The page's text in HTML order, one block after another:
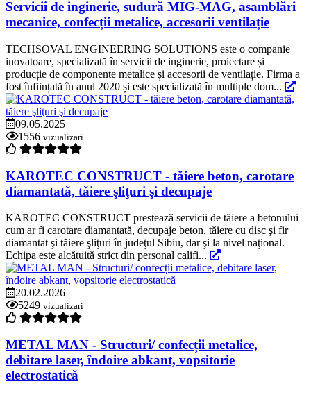
Servicii de inginerie, sudură MIG-MAG, asamblări
mecanice, confecții metalice, accesorii ventilație
TECHSOVAL ENGINEERING SOLUTIONS este o companie
inovatoare, specializată în servicii de inginerie, proiectare și
producție de componente metalice și accesorii de ventilație. Firma a
fost înființată în anul 2020 și este specializată în multiple dom...
09.05.2025
1556 vizualizari
KAROTEC CONSTRUCT - tăiere beton, carotare
diamantată, tăiere şliţuri şi decupaje
KAROTEC CONSTRUCT prestează servicii de tăiere a betonului
cum ar fi carotare diamantată, decupaje beton, tăiere cu disc şi fir
diamantat şi tăiere şliţuri în judeţul Sibiu, dar şi la nivel naţional.
Echipa este alcătuită strict din personal califi...
20.02.2026
5249 vizualizari
METAL MAN - Structuri/ confecții metalice,
debitare laser, îndoire abkant, vopsitorie
electrostatică